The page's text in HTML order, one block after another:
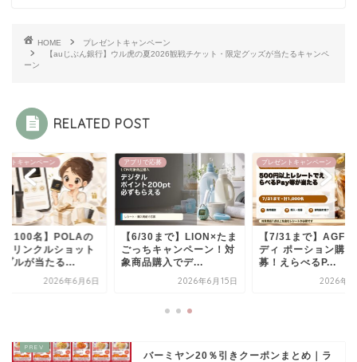
HOME
プレゼントキャンペーン
【auじぶん銀行】ウル虎の夏2026観戦チケット・限定グッズが当たるキャンペ
ーン
RELATED POST
で応募
まで】LION×たま
ちキャンペーン！対
品購入でデ...
2026年6月15日
プレゼントキャンペーン
【7/31まで】AGFブレン
ディ ポーション購入で応
募！えらべるP...
2026年6月9日
プレゼントキャンペーン
【毎月100名】
B.A・リンクルショ
サンプルが当たる...
2026年6
バーミヤン20％引きクーポンまとめ｜ラ